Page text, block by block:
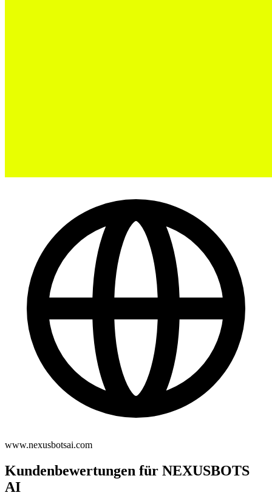
www.nexusbotsai.com
Kundenbewertungen für NEXUSBOTS
AI